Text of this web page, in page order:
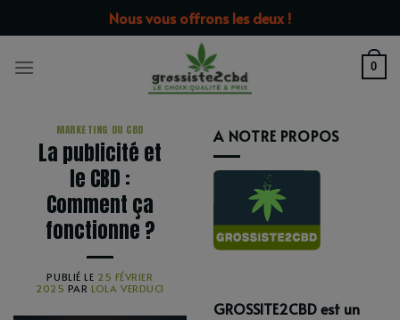
au
Nous vous offrons les deux !
0
MARKETING DU CBD
La publicité et
le CBD :
Comment ça
fonctionne ?
PUBLIÉ LE 25 FÉVRIER
2025 PAR LOLA VERDUCI
A NOTRE PROPOS
GROSSITE2CBD est un